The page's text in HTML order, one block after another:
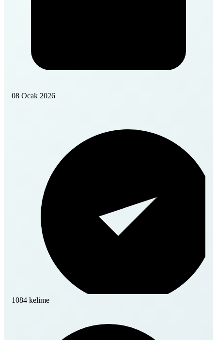
08 Ocak 2026
1084 kelime